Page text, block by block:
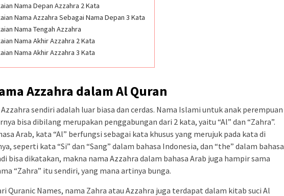
Nama Depan Azzahra 2 Kata
Nama Azzahra Sebagai Nama Depan 3 Kata
Nama Tengah Azzahra
Nama Akhir Azzahra 2 Kata
Nama Akhir Azzahra 3 Kata
Azzahra dalam Al Quran
sendiri adalah luar biasa dan cerdas. Nama Islami untuk anak perempuan
bisa dibilang merupakan penggabungan dari 2 kata, yaitu “Al” dan “Zahra”.
Arab, kata “Al” berfungsi sebagai kata khusus yang merujuk pada kata di
seperti kata “Si” dan “Sang” dalam bahasa Indonesia, dan “the” dalam bahasa
bisa dikatakan, makna nama Azzahra dalam bahasa Arab juga hampir sama
“Zahra” itu sendiri, yang mana artinya bunga.
Quranic Names, nama Zahra atau Azzahra juga terdapat dalam kitab suci Al